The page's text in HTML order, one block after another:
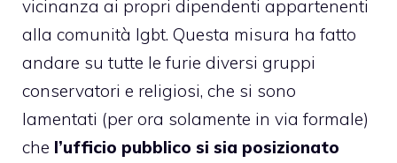
vicinanza ai propri dipendenti appartenenti
alla comunità lgbt. Questa misura ha fatto
andare su tutte le furie diversi gruppi
conservatori e religiosi, che si sono
lamentati (per ora solamente in via formale)
che l’ufficio pubblico si sia posizionato